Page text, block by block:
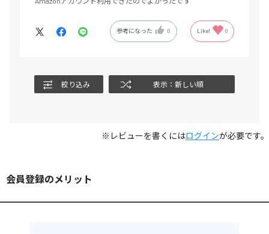
参考になった 0 Like! 0
絞り込み 表示：新しい順
※レビューを書くにはログインが必要です。
会員登録のメリット